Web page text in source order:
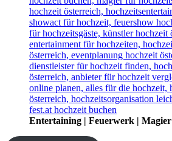
Entertaining | Feuerwerk | Magier